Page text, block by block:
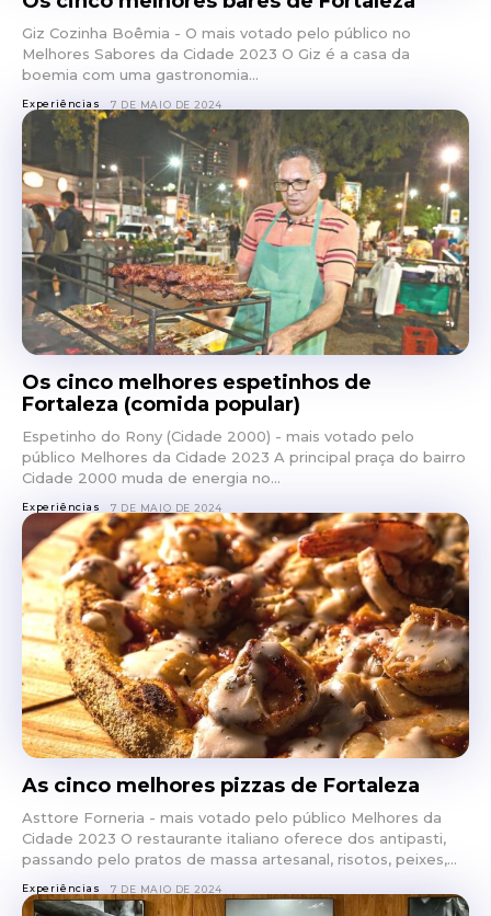
Giz Cozinha Boêmia - O mais votado pelo público no
Melhores Sabores da Cidade 2023 O Giz é a casa da
boemia com uma gastronomia...
Experiências 7 DE MAIO DE 2024
Os cinco melhores espetinhos de
Fortaleza (comida popular)
Espetinho do Rony (Cidade 2000) - mais votado pelo
público Melhores da Cidade 2023 A principal praça do bairro
Cidade 2000 muda de energia no...
Experiências 7 DE MAIO DE 2024
As cinco melhores pizzas de Fortaleza
Asttore Forneria - mais votado pelo público Melhores da
Cidade 2023 O restaurante italiano oferece dos antipasti,
passando pelo pratos de massa artesanal, risotos, peixes,...
Experiências 7 DE MAIO DE 2024